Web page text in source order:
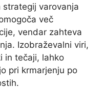
varovanja
več
vendar zahteva
Izobraževalni viri,
in tečaji, lahko
pri krmarjenju po